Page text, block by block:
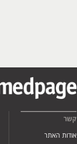
קשר
אודות האתר